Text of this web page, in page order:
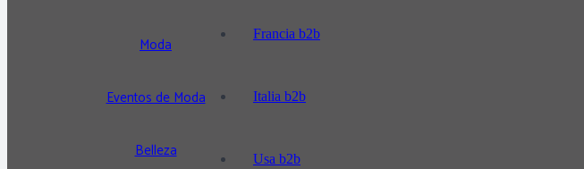
Francia b2b
Italia b2b
Usa b2b
Moda
Eventos de Moda
Belleza